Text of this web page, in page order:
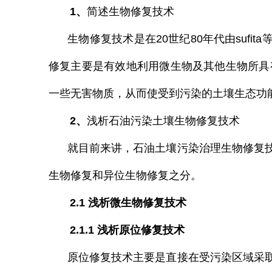
1、 简述生物修复技术
生物修复技术是在20世纪80年代由sufita等
修复主要是有效地利用微生物及其他生物所
一些无害物质，从而使受到污染的土壤生态
2、 浅析石油污染土壤生物修复技术
就目前来讲，石油土壤污染治理生物修复
生物修复和异位生物修复之分。
2.1 浅析微生物修复技术
2.1.1 浅析原位修复技术
原位修复技术主要是直接在受污染区域采